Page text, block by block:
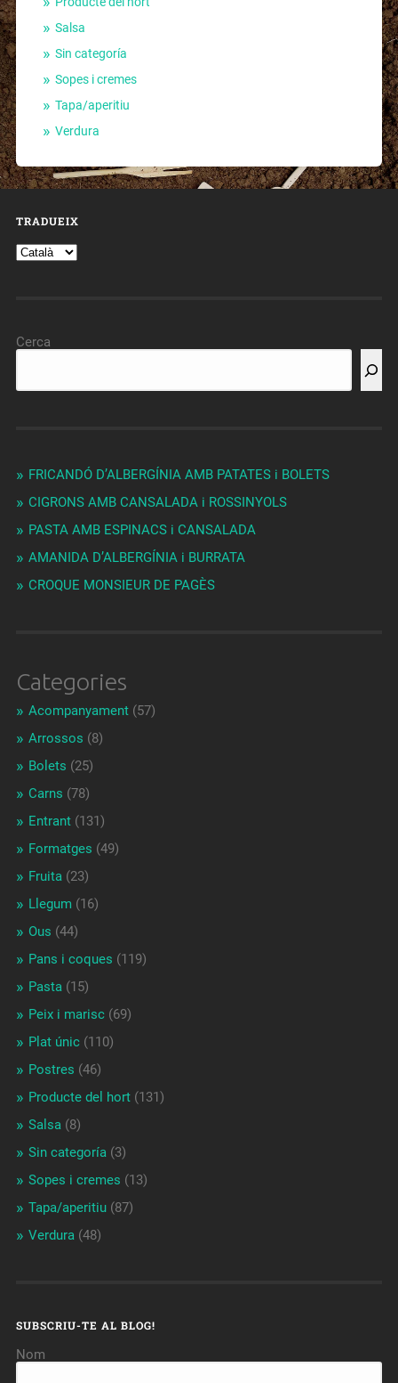
Salsa
Sin categoría
Sopes i cremes
Tapa/aperitiu
Verdura
TRADUEIX
Cerca
FRICANDÓ D’ALBERGÍNIA AMB PATATES i BOLETS
CIGRONS AMB CANSALADA i ROSSINYOLS
PASTA AMB ESPINACS i CANSALADA
AMANIDA D’ALBERGÍNIA i BURRATA
CROQUE MONSIEUR DE PAGÈS
Categories
Acompanyament(57)
Arrossos (8)
Bolets (25)
Carns (78)
Entrant(131)
Formatges (49)
Fruita(23)
Llegum (16)
Ous (44)
Pans i coques (119)
Pasta(15)
Peix i marisc(69)
Plat únic(110)
Postres (46)
Producte del hort(131)
Salsa(8)
Sin categoría(3)
Sopes i cremes (13)
Tapa/aperitiu(87)
Verdura(48)
SUBSCRIU-TE AL BLOG!
Nom